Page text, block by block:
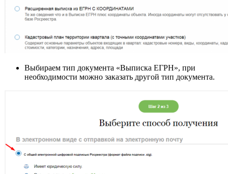
Выбираем тип документа «Выписка ЕГРН», при
необходимости можно заказать другой тип документа.